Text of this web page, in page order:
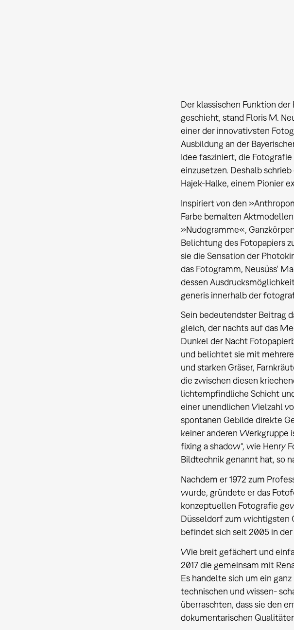
Der klassischen Funktion
geschieht, stand Floris M.
einer der innovativsten
Ausbildung an der
Idee fasziniert, die
einzusetzen. Deshalb
Hajek-Halke, einem Pionier
Inspiriert von den
Farbe bemalten
»Nudogramme«,
Belichtung des Fotopapiers
sie die Sensation der
das Fotogramm, Neusüss’
dessen
generis innerhalb der
Sein bedeutendster Beitrag
gleich, der nachts auf das
Dunkel der Nacht
und belichtet sie mit
und starken Gräser,
die zwischen diesen
lichtempfindliche Schicht
einer unendlichen Vielzahl
spontanen Gebilde direkte
keiner anderen Werkgruppe
fixing a shadow“, wie Henry
Bildtechnik genannt hat, so
Nachdem er 1972 zum
wurde, gründete er das
konzeptuellen Fotografie
Düsseldorf zum wichtigsten
befindet sich seit 2005 in
Wie breit gefächert und
2017 die gemeinsam mit
Es handelte sich um ein
technischen und wissen-
überraschten, dass sie den
dokumentarischen